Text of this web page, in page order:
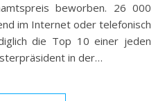
beworben. 26 000
im Internet oder telefonisch
die Top 10 einer jeden
in der…